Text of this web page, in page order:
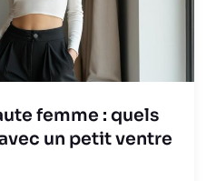
femme : quels
un petit ventre